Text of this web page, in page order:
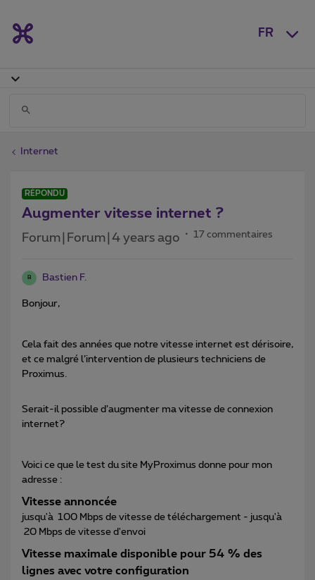
FR
Internet
RÉPONDU
Augmenter vitesse internet ?
Forum|Forum|4 years ago 17 commentaires
B Bastien F.
Bonjour,
Cela fait des années que notre vitesse internet est dérisoire,
et ce malgré l’intervention de plusieurs techniciens de
Proximus.
Serait-il possible d’augmenter ma vitesse de connexion
internet?
Voici ce que le test du site MyProximus donne pour mon
adresse :
Vitesse annoncée
jusqu'à 100 Mbps de vitesse de téléchargement - jusqu'à
20 Mbps de vitesse d'envoi
Vitesse maximale disponible pour 54 % des
lignes avec votre configuration